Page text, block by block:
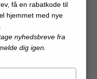
til
med naturen
som et blidt,
få en rabatkode til
hjemmet med nye
nyhedsbreve fra
dig igen.